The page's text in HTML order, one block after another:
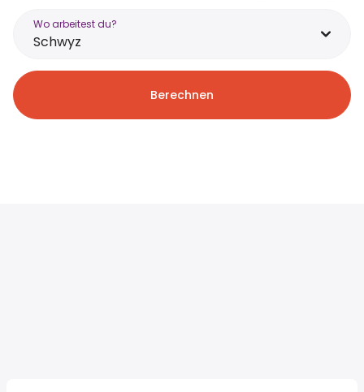
Wo arbeitest du?
Schwyz
Berechnen